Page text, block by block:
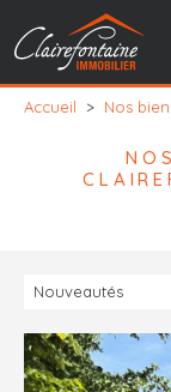
Accueil > Nos